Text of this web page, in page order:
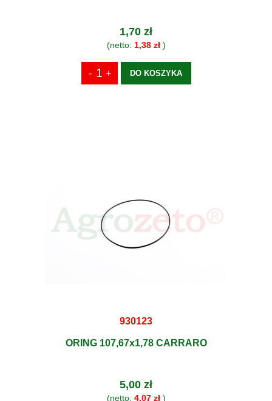
1,70 zł
(netto: 1,38 zł)
DO KOSZYKA
930123
ORING 107,67x1,78 CARRARO
5,00 zł
(netto: 4,07 zł)